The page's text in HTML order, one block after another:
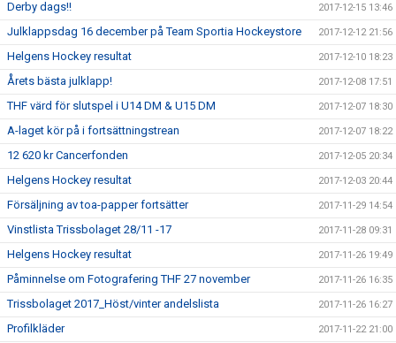
Derby dags!! 2017-12-15 13:46
Julklappsdag 16 december på Team Sportia Hockeystore 2017-12-12 21:56
Helgens Hockey resultat 2017-12-10 18:23
Årets bästa julklapp! 2017-12-08 17:51
THF värd för slutspel i U14 DM & U15 DM 2017-12-07 18:30
A-laget kör på i fortsättningstrean 2017-12-07 18:22
12 620 kr Cancerfonden 2017-12-05 20:34
Helgens Hockey resultat 2017-12-03 20:44
Försäljning av toa-papper fortsätter 2017-11-29 14:54
Vinstlista Trissbolaget 28/11 -17 2017-11-28 09:31
Helgens Hockey resultat 2017-11-26 19:49
Påminnelse om Fotografering THF 27 november 2017-11-26 16:35
Trissbolaget 2017_Höst/vinter andelslista 2017-11-26 16:27
Profilkläder 2017-11-22 21:00